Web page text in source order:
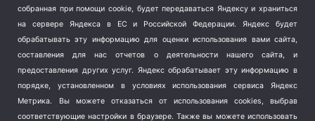
Школа и спорт (2)
Экология (8)
Экономика (1172)
собранная при помощи cookie, будет передаваться Яндексу и храниться
на сервере Яндекса в ЕС и Российской Федерации. Яндекс будет
обрабатывать эту информацию для оценки использования вами сайта,
составления для нас отчетов о деятельности нашего сайта, и
предоставления других услуг. Яндекс обрабатывает эту информацию в
порядке, установленном в условиях использования сервиса Яндекс
Метрика.
Вы можете отказаться от использования cookies, выбрав
соответствующие настройки в браузере. Также вы можете использовать